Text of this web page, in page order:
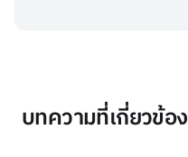
บทความที่เกี่ยวข้อง